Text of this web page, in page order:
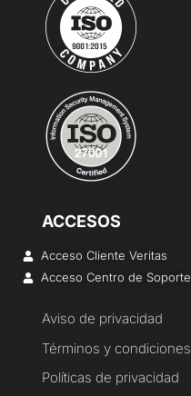
ACCESOS
Acceso Cliente Veritas
Acceso Centro de Soporte
Aviso de privacidad
Términos y condiciones
Políticas de privacidad